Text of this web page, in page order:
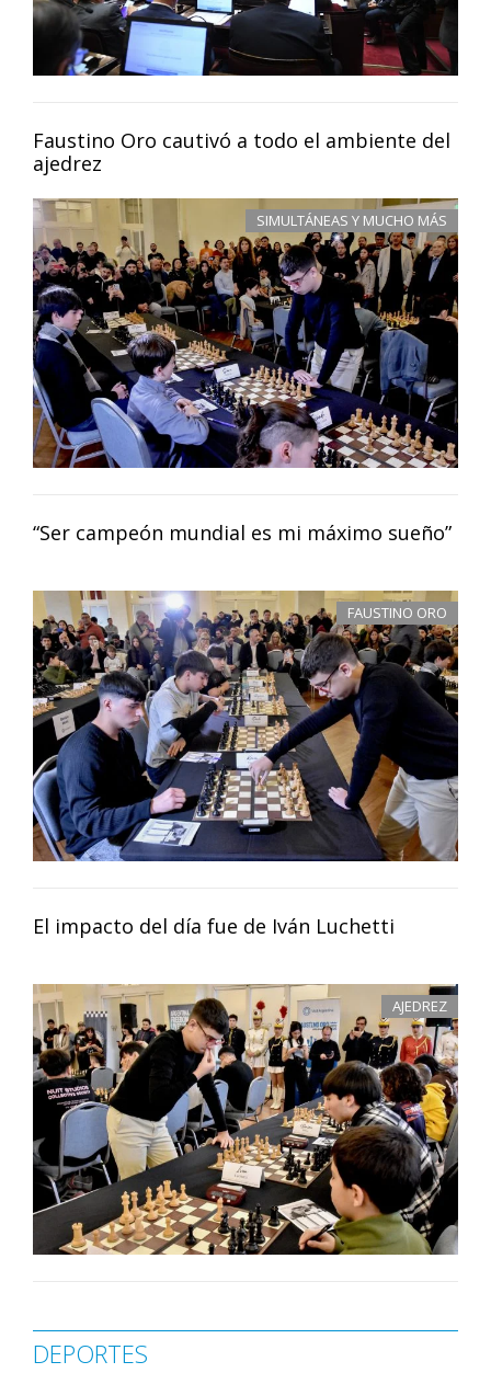
Faustino Oro cautivó a todo el ambiente del
ajedrez
SIMULTÁNEAS Y MUCHO MÁS
“Ser campeón mundial es mi máximo sueño”
FAUSTINO ORO
El impacto del día fue de Iván Luchetti
AJEDREZ
DEPORTES